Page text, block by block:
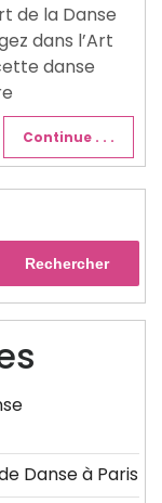
de la Danse
dans l’Art
danse
Continue . . .
Rechercher
Danse à Paris